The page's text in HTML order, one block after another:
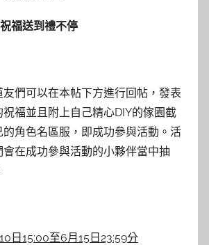
祝福送到禮不停
們可以在本帖下方進行回帖，發表
福並且附上自己精心DIY的傢園截
的角色名區服，即成功參與活動。活
在成功參與活動的小夥伴當中抽
10 日 15:00至6月 15 日 23:59分